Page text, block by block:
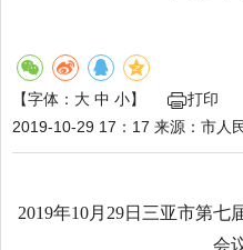
【字体： 大 中 小】
打印
2019-10-29 17：17 来源： 市人
2019年10月29日三亚市第七
会